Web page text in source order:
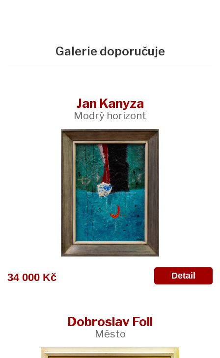
Galerie doporučuje
Jan Kanyza
Modrý horizont
34 000 Kč Detail
Dobroslav Foll
Město